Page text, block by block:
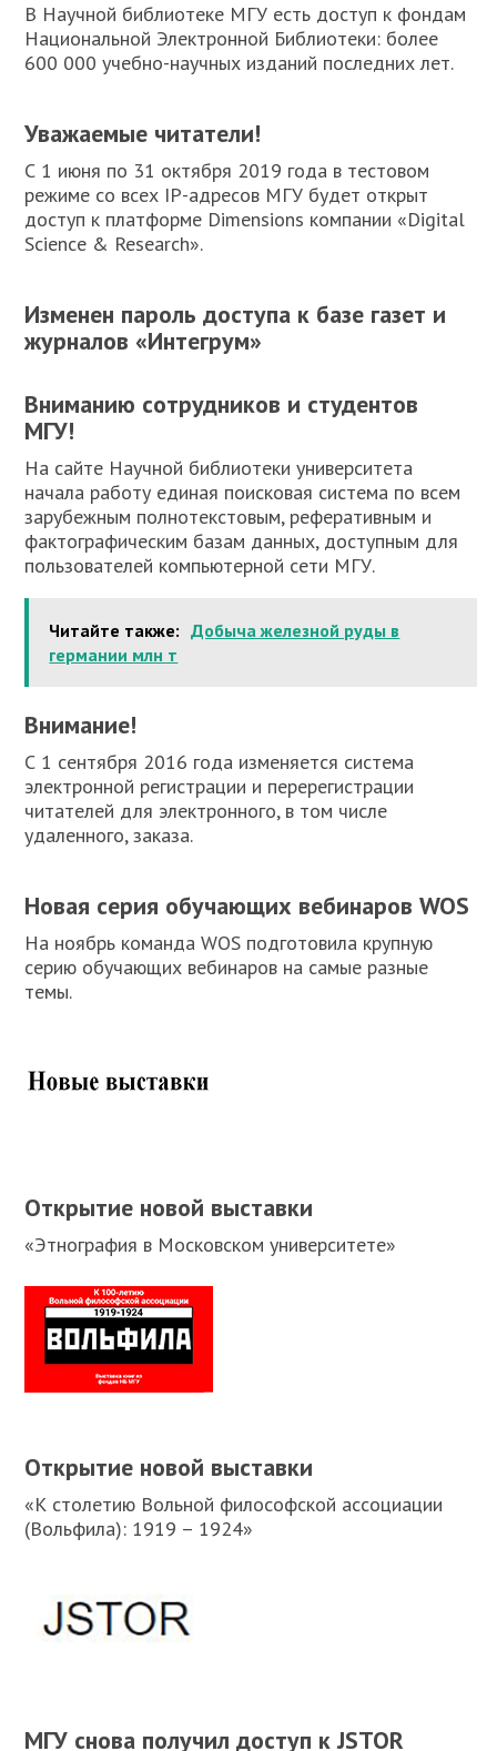
В Научной библиотеке МГУ есть доступ к фондам
Национальной Электронной Библиотеки: более
600 000 учебно-научных изданий последних лет.
Уважаемые читатели!
С 1 июня по 31 октября 2019 года в тестовом
режиме со всех IP-адресов МГУ будет открыт
доступ к платформе Dimensions компании «Digital
Science & Research».
Изменен пароль доступа к базе газет и
журналов «Интегрум»
Вниманию сотрудников и студентов
МГУ!
На сайте Научной библиотеки университета
начала работу единая поисковая система по всем
зарубежным полнотекстовым, реферативным и
фактографическим базам данных, доступным для
пользователей компьютерной сети МГУ.
Читайте также: Добыча железной руды в
германии млн т
Внимание!
С 1 сентября 2016 года изменяется система
электронной регистрации и перерегистрации
читателей для электронного, в том числе
удаленного, заказа.
Новая серия обучающих вебинаров WOS
На ноябрь команда WOS подготовила крупную
серию обучающих вебинаров на самые разные
темы.
Открытие новой выставки
«Этнография в Московском университете»
Открытие новой выставки
«К столетию Вольной философской ассоциации
(Вольфила): 1919 – 1924»
МГУ снова получил доступ к JSTOR